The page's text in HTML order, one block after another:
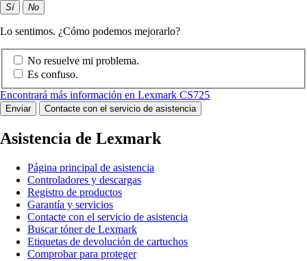
Sí No
Lo sentimos. ¿Cómo podemos mejorarlo?
No resuelve mi problema.
Es confuso.
Encontrará más información en Lexmark CS725
Enviar Contacte con el servicio de asistencia
Asistencia de Lexmark
Página principal de asistencia
Controladores y descargas
Registro de productos
Garantía y servicios
Contacte con el servicio de asistencia
Buscar tóner de Lexmark
Etiquetas de devolución de cartuchos
Comprobar para proteger